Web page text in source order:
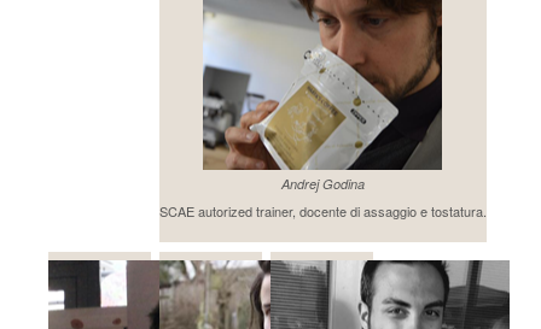
Andrej Godina
SCAE autorized trainer, docente di assaggio e tostatura.